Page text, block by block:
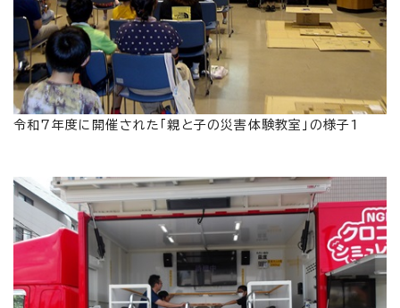
令和7年度に開催された「親と子の災害体験教室」の様子1